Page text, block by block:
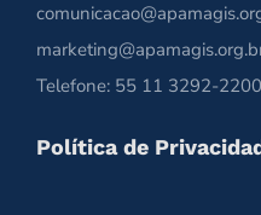
Telefone: 55 11 3292-
Política de